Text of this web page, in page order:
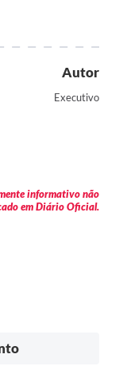
Autor
Executivo
informativo não
em Diário Oficial.